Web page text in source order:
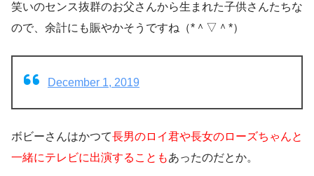
笑いのセンス抜群のお父さんから生まれた子供さんたちな
ので、余計にも賑やかそうですね（*＾▽＾*）
December 1, 2019
ボビーさんはかつて長男のロイ君や長女のローズちゃんと
一緒にテレビに出演することもあったのだとか。